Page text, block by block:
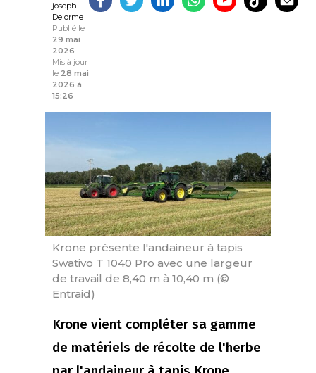
joseph
Delorme
Publié le
29 mai
2026
Mis à jour
le 28 mai
2026 à
15:26
Krone présente l'andaineur à tapis
Swativo T 1040 Pro avec une largeur
de travail de 8,40 m à 10,40 m (©
Entraid)
Krone vient compléter sa gamme
de matériels de récolte de l'herbe